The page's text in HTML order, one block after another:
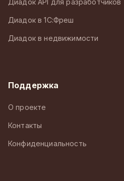
Диадок в 1С:Фреш
Диадок в недвижимости
Поддержка
О проекте
Контакты
Конфиденциальность